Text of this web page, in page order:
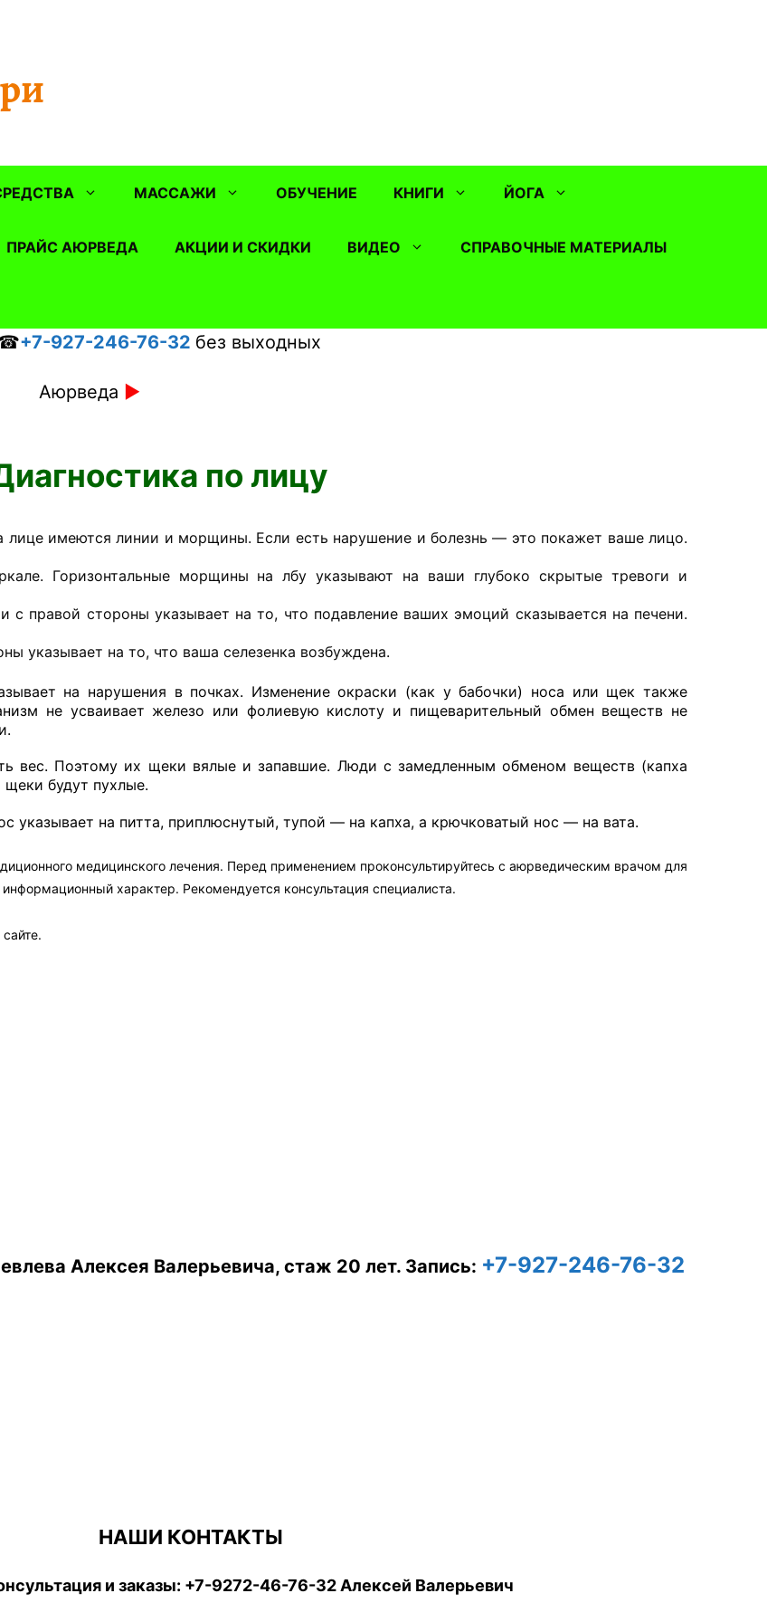
МАССАЖИ ОБУЧЕНИЕ КНИГИ ЙОГА
ПРАЙС АЮРВЕДА АКЦИИ И СКИДКИ ВИДЕО СПРАВОЧНЫЕ МАТЕРИАЛЫ
+7-927-246-76-32 без выходных
Аюрведа ►
по лицу
имеются линии и морщины. Если есть нарушение и болезнь — это покажет ваше лицо.
Горизонтальные морщины на лбу указывают на ваши глубоко скрытые тревоги и
с правой стороны указывает на то, что подавление ваших эмоций сказывается на печени.
указывает на то, что ваша селезенка возбуждена.
на нарушения в почках. Изменение окраски (как у бабочки) носа или щек также
не усваивает железо или фолиевую кислоту и пищеварительный обмен веществ не
вес. Поэтому их щеки вялые и запавшие. Люди с замедленным обменом веществ (капха
будут пухлые.
указывает на питта, приплюснутый, тупой — на капха, а крючковатый нос — на вата.
медицинского лечения. Перед применением проконсультируйтесь с аюрведическим врачом для
характер. Рекомендуется консультация специалиста.
Алексея Валерьевича, стаж 20 лет. Запись: +7-927-246-76-32
НАШИ КОНТАКТЫ
и заказы: +7-9272-46-76-32 Алексей Валерьевич